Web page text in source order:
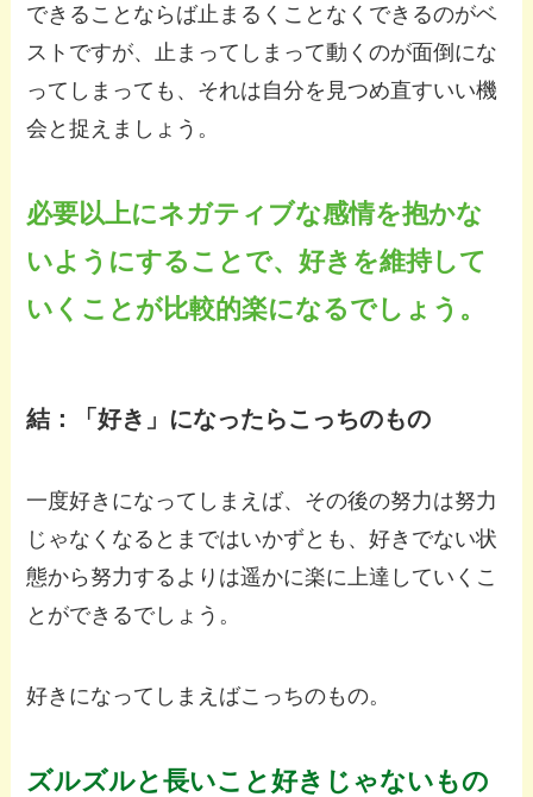
できることならば止まるくことなくできるのがベ
ストですが、止まってしまって動くのが面倒にな
ってしまっても、それは自分を見つめ直すいい機
会と捉えましょう。
必要以上にネガティブな感情を抱かな
いようにすることで、好きを維持して
いくことが比較的楽になるでしょう。
結：「好き」になったらこっちのもの
一度好きになってしまえば、その後の努力は努力
じゃなくなるとまではいかずとも、好きでない状
態から努力するよりは遥かに楽に上達していくこ
とができるでしょう。
好きになってしまえばこっちのもの。
ズルズルと長いこと好きじゃないもの